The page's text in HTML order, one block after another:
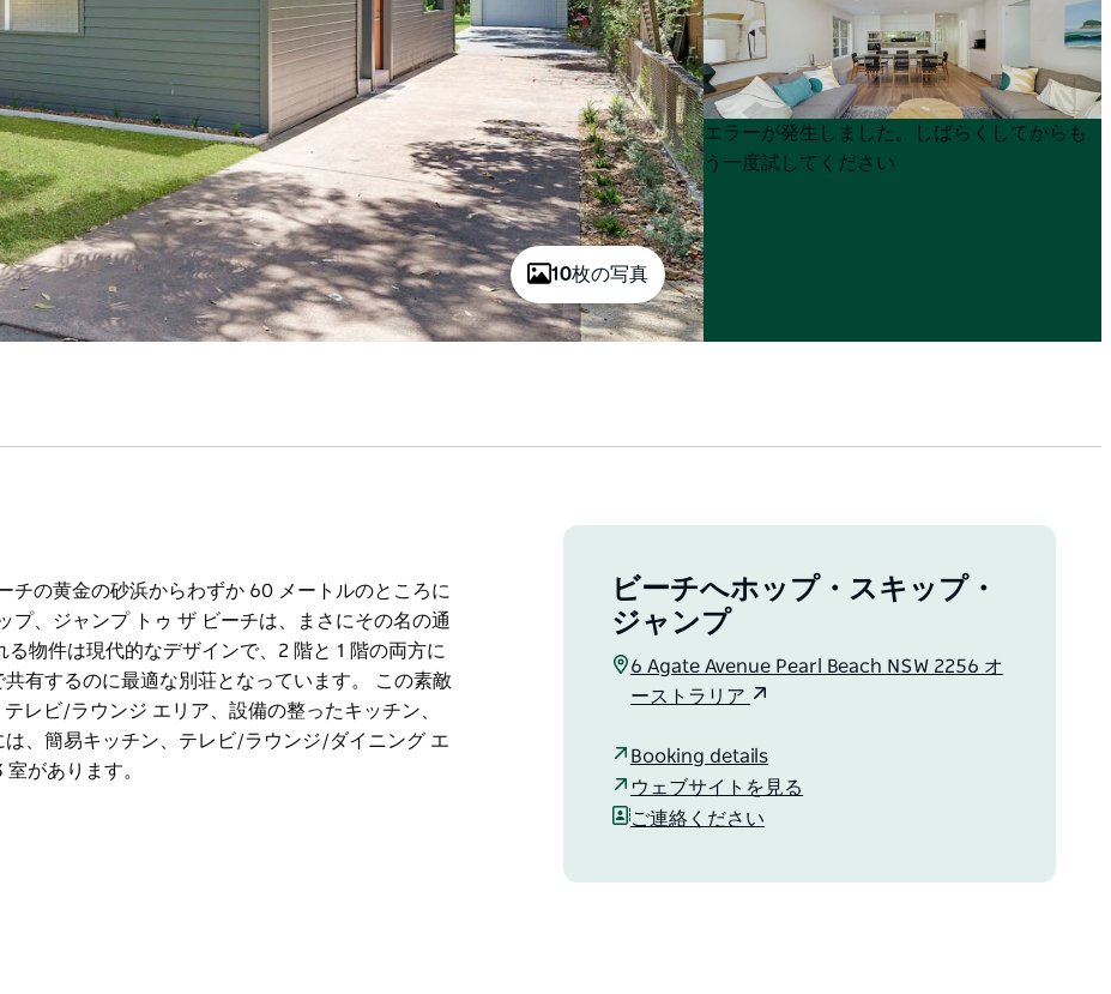
10枚の写真
Product
List
Product
List
エラーが発生しました。しばらくしてからも
う一度試してください
チの黄金の砂浜からわずか 60 メートルのところに
、ジャンプ トゥ ザ ビーチは、まさにその名の通
物件は現代的なデザインで、2 階と 1 階の両方に
有するのに最適な別荘となっています。 この素敵
レビ/ラウンジ エリア、設備の整ったキッチン、
、簡易キッチン、テレビ/ラウンジ/ダイニング エ
があります。
リア、テレビ/ラウンジ エリア、設備の整ったキ
ビーチへホップ・スキップ・
ジャンプ
6 Agate Avenue Pearl Beach NSW 2256 オ
ーストラリア
Booking details
ウェブサイトを見る
ご連絡ください